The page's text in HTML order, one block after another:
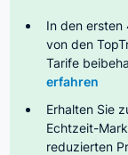
In den ersten
von den
Tarife
erfahren
Erhalten Sie
Echtzeit-
reduzierten